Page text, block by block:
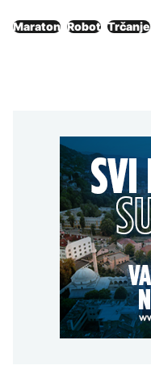
Maraton Robot Trčanje